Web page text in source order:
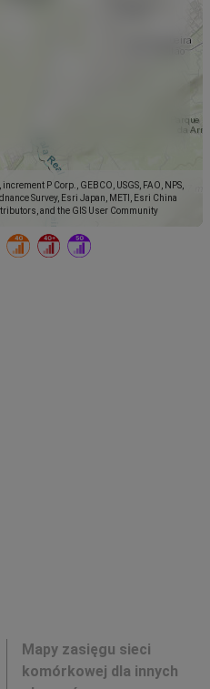
P Corp., GEBCO, USGS, FAO, NPS,
Survey, Esri Japan, METI, Esri China
and the GIS User Community
Mapy zasięgu sieci
komórkowej dla innych